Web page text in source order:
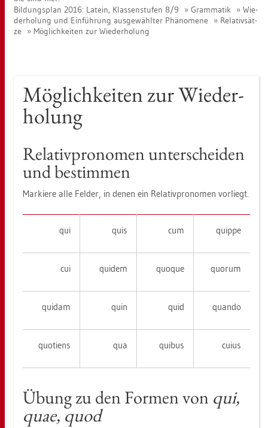
Bil­dungs­plan 2016: La­tein, Klas­sen­stu­fen 8/9
Gram­ma­tik
Wie­
der­ho­lung und Ein­füh­rung aus­ge­wähl­ter Phä­no­me­ne
Re­la­tiv­sät­
ze
Mög­lich­kei­ten zur Wie­der­ho­lung
Mög­lich­kei­ten zur Wie­der­
ho­lung
Re­la­tiv­pro­no­men un­ter­schei­den
und be­stim­men
Mar­kie­re alle Fel­der, in denen ein Re­la­tiv­pro­no­men vor­liegt.
qui quis cum quip­pe
cui qui­dem quo­que quo­rum
qui­dam quin quid quan­do
quo­ti­ens qua qui­bus cuius
Übung zu den For­men von qui,
quae, quod